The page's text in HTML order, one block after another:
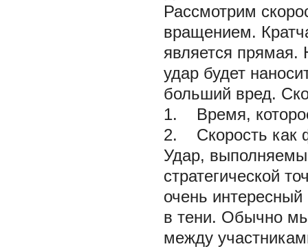
Рассмотрим
вращением.
является прямая.
удар будет
больший вред.
1. Время,
2. Скорость как
Удар,
стратегической
очень интересный
в тени. Обычно мы
между